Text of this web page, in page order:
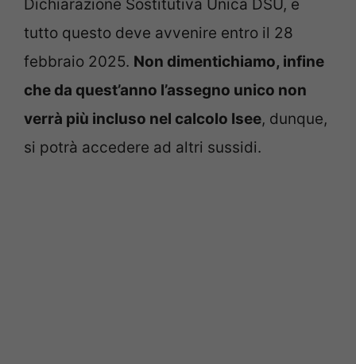
Dichiarazione Sostitutiva Unica DSU, e
tutto questo deve avvenire entro il 28
febbraio 2025. Non dimentichiamo, infine
che da quest’anno l’assegno unico non
verrà più incluso nel calcolo Isee, dunque,
si potrà accedere ad altri sussidi.